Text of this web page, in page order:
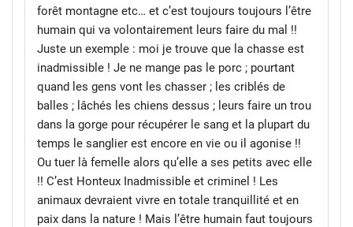
forêt montagne etc… et c’est toujours toujours l’être
humain qui va volontairement leurs faire du mal !!
Juste un exemple : moi je trouve que la chasse est
inadmissible ! Je ne mange pas le porc ; pourtant
quand les gens vont les chasser ; les criblés de
balles ; lâchés les chiens dessus ; leurs faire un trou
dans la gorge pour récupérer le sang et la plupart du
temps le sanglier est encore en vie ou il agonise !!
Ou tuer là femelle alors qu’elle a ses petits avec elle
!! C’est Honteux Inadmissible et criminel ! Les
animaux devraient vivre en totale tranquillité et en
paix dans la nature ! Mais l’être humain faut toujours